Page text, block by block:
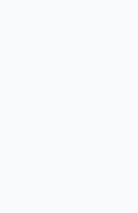
事前構築オーディエ
広告クリエイティブ
セグメント別コンバ
これらのリアルタイムイ
いセグメントをカットし
定して拡大することがで
すべての広告費を最大収
拡張性を重視した設